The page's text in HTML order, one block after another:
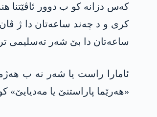
کەس دزانە کو ب دوور ئاڤێتنا
ساعەتان دا بێ شەر تەسلیمی
ئامارا راست یا شەر نە ب
«هەرێما پاراستنێ یا مەدیایێ» کو د سالا 2003ێ ژ ئالیێ په‌كه‌كێ ڤە هاتبوو راگهاندن، نها د بن